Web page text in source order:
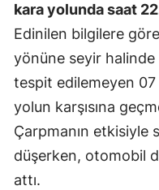
kara yolunda saat
Edinilen bilgilere
yönüne seyir
tespit edilemeyen
yolun karşısına
Çarpmanın etkisiyle
düşerken, otomobil
attı.